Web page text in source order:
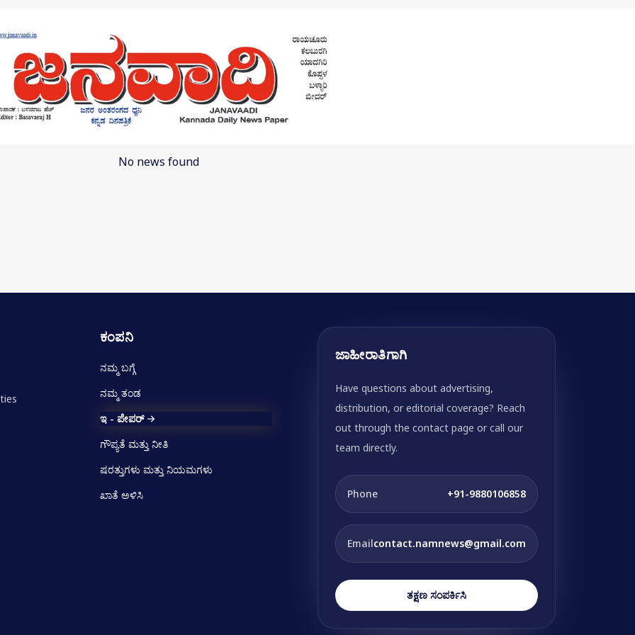
No news found
ಕಂಪನಿ
ನಮ್ಮ ಬಗ್ಗೆ
ನಮ್ಮ ತಂಡ
ಇ - ಪೇಪರ್
ಗೌಪ್ಯತೆ ಮತ್ತು ನೀತಿ
ಷರತ್ತುಗಳು ಮತ್ತು ನಿಯಮಗಳು
ಖಾತೆ ಅಳಿಸಿ
ಜಾಹೀರಾತಿಗಾಗಿ
Have questions about advertising,
distribution, or editorial coverage? Reach
out through the contact page or call our
team directly.
Phone +91-9880106858
Emailcontact.namnews@gmail.com
ತಕ್ಷಣ ಸಂಪರ್ಕಿಸಿ